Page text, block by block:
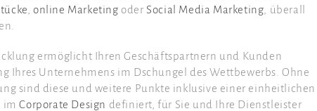
online Marketing oder Social Media Marketing , überall
ermöglicht Ihren Geschäftspartnern und Kunden
Ihres Unternehmens im Dschungel des Wettbewerbs. Ohne
sind diese und weitere Punkte inklusive einer einheitlichen
imCorporate Design definiert, für Sie und Ihre Dienstleister